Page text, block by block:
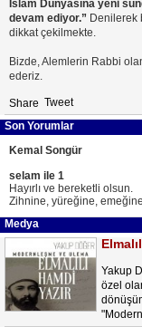
İslam Dünyasına yeni
devam ediyor.” Denilerek
dikkat çekilmekte.
Bizde, Alemlerin Rabbi
ederiz.
Share Tweet
Son Yorumlar
Kemal Songür
selam ile 1
Hayırlı ve bereketli olsun.
Zihnine, yüreğine,
Medya
Yakup
özel